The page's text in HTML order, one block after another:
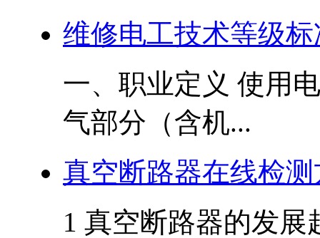
维修电工技术等级标
一、职业定义 使用
气部分（含机...
真空断路器在线检
1 真空断路器的发